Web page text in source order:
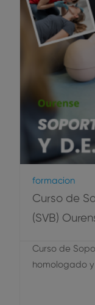
Formacion
Curso de
(SVB)
Curso de
homologado